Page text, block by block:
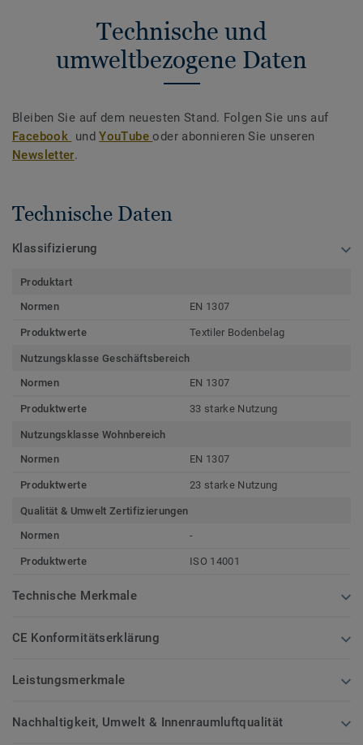
Technische und
umweltbezogene Daten
Bleiben Sie auf dem neuesten Stand. Folgen Sie uns auf
Facebook undYouTubeoder abonnieren Sie unseren
Newsletter.
Technische Daten
Klassifizierung
Produktart
Normen
EN 1307
Produktwerte Textiler Bodenbelag
Nutzungsklasse Geschäftsbereich
Normen
EN 1307
Produktwerte 33 starke Nutzung
Nutzungsklasse Wohnbereich
Normen
EN 1307
Produktwerte 23 starke Nutzung
Qualität & Umwelt Zertifizierungen
Normen
-
Produktwerte ISO 14001
Technische Merkmale
CE Konformitätserklärung
Leistungsmerkmale
Nachhaltigkeit, Umwelt & Innenraumluftqualität